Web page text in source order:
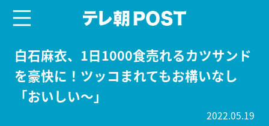
白石麻衣、1日1000食売れるカツサンド
を豪快に！ツッコまれてもお構いなし
「おいしい～」
2022.05.19